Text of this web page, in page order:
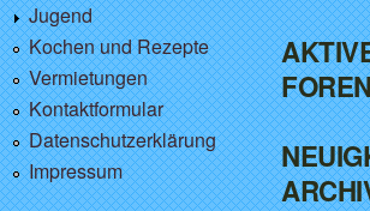
Jugend
Kochen und Rezepte
Vermietungen
Kontaktformular
Datenschutzerklärung
Impressum